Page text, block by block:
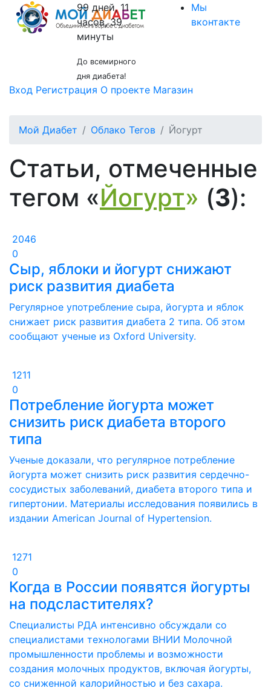
99 дней, 11
часов, 39
минуты
До всемирного
дня диабета!
Мы
вконтакте
Вход Регистрация О проекте Магазин
Мой Диабет Облако Тегов Йогурт
Статьи, отмеченные
тегом «Йогурт» (3):
2046
0
Сыр, яблоки и йогурт снижают
риск развития диабета
Регулярное употребление сыра, йогурта и яблок
снижает риск развития диабета 2 типа. Об этом
сообщают ученые из Oxford University.
1211
0
Потребление йогурта может
снизить риск диабета второго
типа
Ученые доказали, что регулярное потребление
йогурта может снизить риск развития сердечно-
сосудистых заболеваний, диабета второго типа и
гипертонии. Материалы исследования появились в
издании American Journal of Hypertension.
1271
0
Когда в России появятся йогурты
на подсластителях?
Специалисты РДА интенсивно обсуждали со
специалистами технологами ВНИИ Молочной
промышленности проблемы и возможности
создания молочных продуктов, включая йогурты,
со сниженной калорийностью и без сахара.